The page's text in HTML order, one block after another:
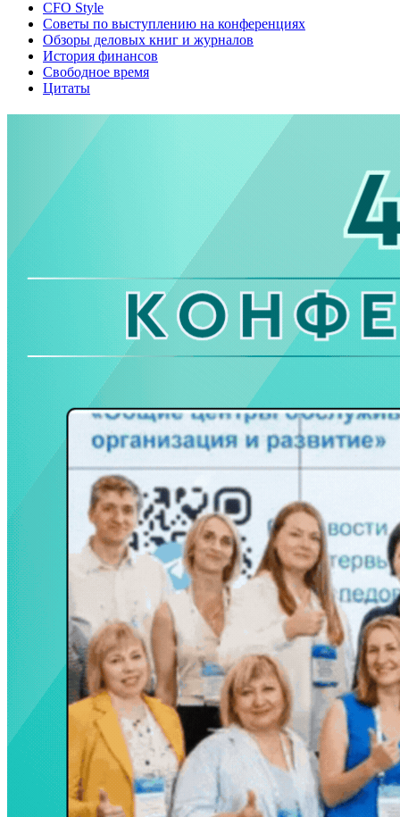
CFO Style
Советы по выступлению на конференциях
Обзоры деловых книг и журналов
История финансов
Свободное время
Цитаты